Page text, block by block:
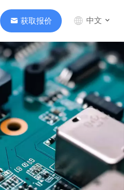
获取报价 中文
English
中文
Deutsch